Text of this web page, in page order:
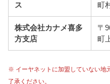
ス
町
株式会社カナメ喜多
方支店
〒
町
※ イーヤネットに加盟していない地
了承ください。